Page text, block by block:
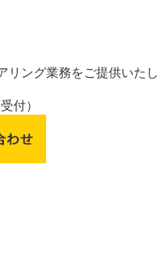
リング業務をご提供いたし
付）